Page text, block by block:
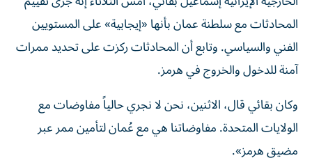
المحادثات مع سلطنة عمان بأنها «إيجابية» على المستويين
الفني والسياسي. وتابع أن المحادثات ركزت على تحديد ممرات
آمنة للدخول والخروج في هرمز.
وكان بقائي قال، الاثنين، نحن لا نجري حالياً مفاوضات مع
الولايات المتحدة. مفاوضاتنا هي مع عُمان لتأمين ممر عبر
مضيق هرمز».